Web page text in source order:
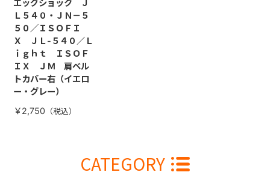
エッグショック Ｊ
Ｌ５４０・ＪＮ－５
５０／ＩＳＯＦＩ
Ｘ ＪＬ-５４０／Ｌ
ｉｇｈｔ ＩＳＯＦ
ＩＸ ＪＭ 肩ベル
トカバー右（イエロ
ー・グレー）
￥2,750
CATEGORY